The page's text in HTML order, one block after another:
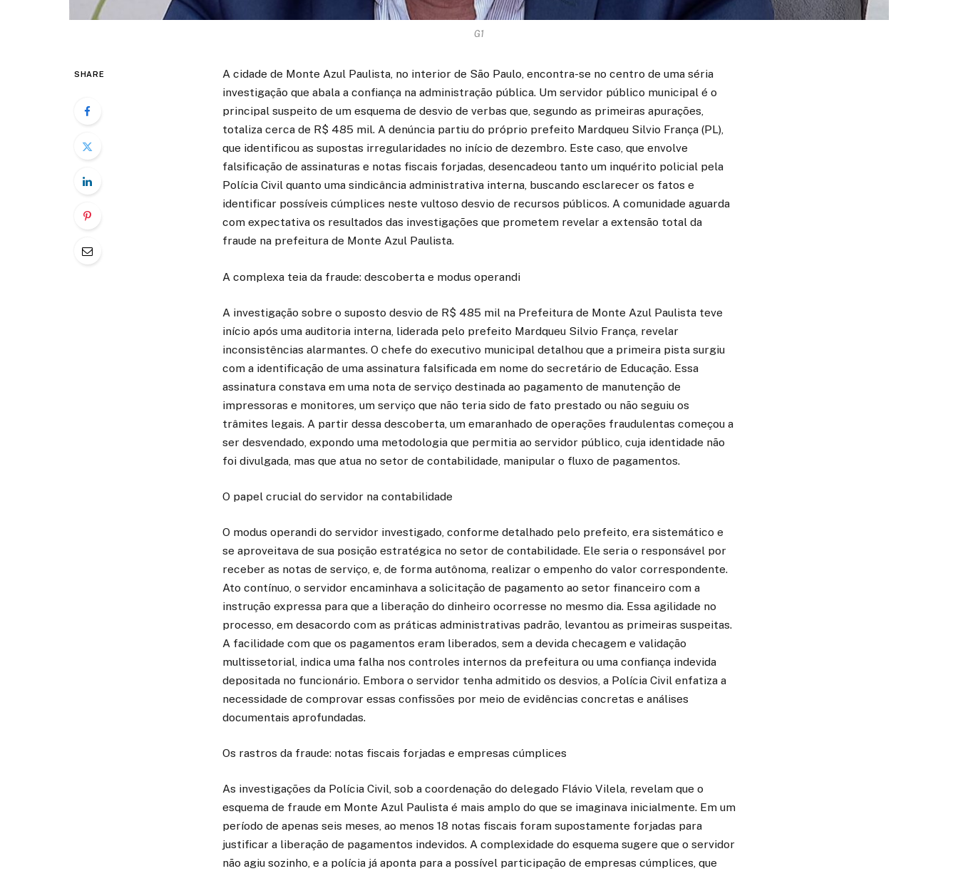
G1
SHARE
A cidade de Monte Azul Paulista, no interior de São Paulo, encontra-se no centro de uma séria
investigação que abala a confiança na administração pública. Um servidor público municipal é o
principal suspeito de um esquema de desvio de verbas que, segundo as primeiras apurações,
totaliza cerca de R$ 485 mil. A denúncia partiu do próprio prefeito Mardqueu Silvio França (PL),
que identificou as supostas irregularidades no início de dezembro. Este caso, que envolve
falsificação de assinaturas e notas fiscais forjadas, desencadeou tanto um inquérito policial pela
Polícia Civil quanto uma sindicância administrativa interna, buscando esclarecer os fatos e
identificar possíveis cúmplices neste vultoso desvio de recursos públicos. A comunidade aguarda
com expectativa os resultados das investigações que prometem revelar a extensão total da
fraude na prefeitura de Monte Azul Paulista.
A complexa teia da fraude: descoberta e modus operandi
A investigação sobre o suposto desvio de R$ 485 mil na Prefeitura de Monte Azul Paulista teve
início após uma auditoria interna, liderada pelo prefeito Mardqueu Silvio França, revelar
inconsistências alarmantes. O chefe do executivo municipal detalhou que a primeira pista surgiu
com a identificação de uma assinatura falsificada em nome do secretário de Educação. Essa
assinatura constava em uma nota de serviço destinada ao pagamento de manutenção de
impressoras e monitores, um serviço que não teria sido de fato prestado ou não seguiu os
trâmites legais. A partir dessa descoberta, um emaranhado de operações fraudulentas começou a
ser desvendado, expondo uma metodologia que permitia ao servidor público, cuja identidade não
foi divulgada, mas que atua no setor de contabilidade, manipular o fluxo de pagamentos.
O papel crucial do servidor na contabilidade
O modus operandi do servidor investigado, conforme detalhado pelo prefeito, era sistemático e
se aproveitava de sua posição estratégica no setor de contabilidade. Ele seria o responsável por
receber as notas de serviço, e, de forma autônoma, realizar o empenho do valor correspondente.
Ato contínuo, o servidor encaminhava a solicitação de pagamento ao setor financeiro com a
instrução expressa para que a liberação do dinheiro ocorresse no mesmo dia. Essa agilidade no
processo, em desacordo com as práticas administrativas padrão, levantou as primeiras suspeitas.
A facilidade com que os pagamentos eram liberados, sem a devida checagem e validação
multissetorial, indica uma falha nos controles internos da prefeitura ou uma confiança indevida
depositada no funcionário. Embora o servidor tenha admitido os desvios, a Polícia Civil enfatiza a
necessidade de comprovar essas confissões por meio de evidências concretas e análises
documentais aprofundadas.
Os rastros da fraude: notas fiscais forjadas e empresas cúmplices
As investigações da Polícia Civil, sob a coordenação do delegado Flávio Vilela, revelam que o
esquema de fraude em Monte Azul Paulista é mais amplo do que se imaginava inicialmente. Em um
período de apenas seis meses, ao menos 18 notas fiscais foram supostamente forjadas para
justificar a liberação de pagamentos indevidos. A complexidade do esquema sugere que o servidor
não agiu sozinho, e a polícia já aponta para a possível participação de empresas cúmplices, que